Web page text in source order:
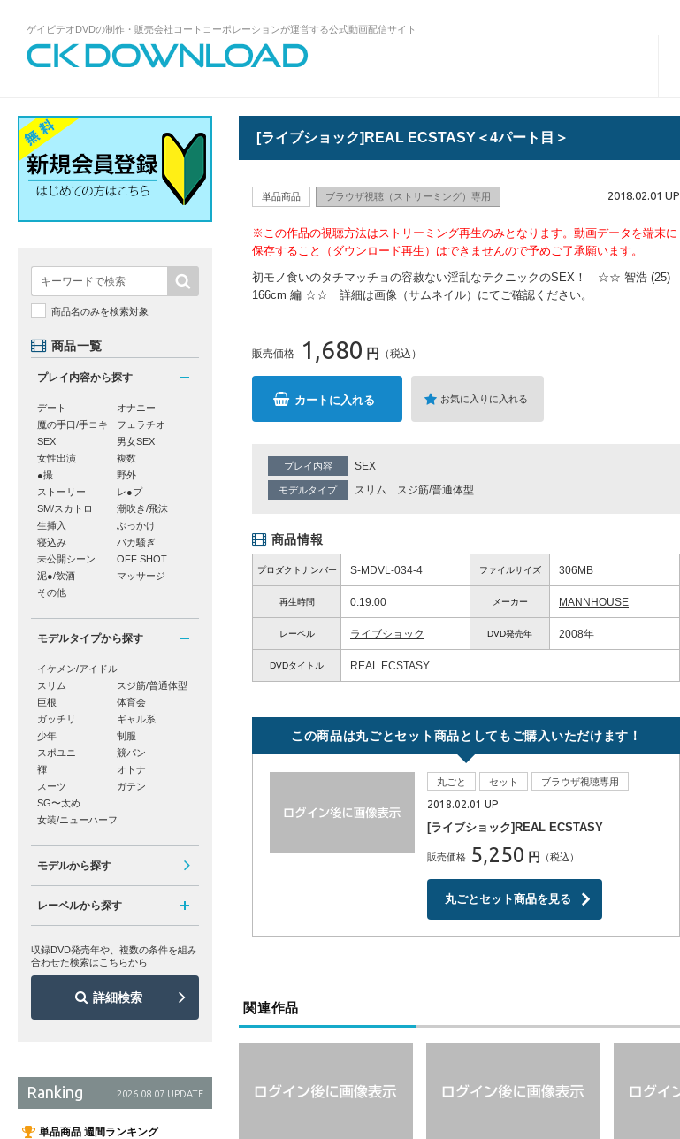
ゲイビデオDVDの制作・販売会社コートコーポレーションが運営する公式動画配信サイト
信サイトCK DOWNLOADトップページへ
[ライブショック]REAL ECSTASY＜4パート目＞
単品商品 ブラウザ視聴（ストリーミング）専用 2018.02.01 UP
※この作品の視聴方法はストリーミング再生のみとなります。動画データを端末に
保存すること（ダウンロード再生）はできませんので予めご了承願います。
初モノ食いのタチマッチョの容赦ない淫乱なテクニックのSEX！ ☆☆ 智浩 (25)
166cm 編 ☆☆ 詳細は画像（サムネイル）にてご確認ください。
販売価格 1,680 円 （税込）
カートに入れる お気に入りに入れる
プレイ内容 SEX
モデルタイプ スリム スジ筋/普通体型
商品情報
プロダクトナンバー S-MDVL-034-4 ファイルサイズ 306MB
再生時間 0:19:00 メーカー MANNHOUSE
レーベル ライブショック DVD発売年 2008年
DVDタイトル REAL ECSTASY
この商品は丸ごとセット商品としてもご購入いただけます！
丸ごと セット ブラウザ視聴専用
2018.02.01 UP
[ライブショック]REAL ECSTASY
販売価格 5,250 円 （税込）
丸ごとセット商品を見る
関連作品
商品名のみを検索対象
商品一覧
プレイ内容から探す
デート
オナニー
魔の手口/手コキ
フェラチオ
SEX
男女SEX
女性出演
複数
●撮
野外
ストーリー
レ●プ
SM/スカトロ
潮吹き/飛沫
生挿入
ぶっかけ
寝込み
バカ騒ぎ
未公開シーン
OFF SHOT
泥●/飲酒
マッサージ
その他
モデルタイプから探す
イケメン/アイドル
スリム
スジ筋/普通体型
巨根
体育会
ガッチリ
ギャル系
少年
制服
スポユニ
競パン
褌
オトナ
スーツ
ガテン
SG〜太め
女装/ニューハーフ
モデルから探す
レーベルから探す
収録DVD発売年や、複数の条件を組み
合わせた検索はこちらから
詳細検索
Ranking 2026.08.07 UPDATE
単品商品 週間ランキング